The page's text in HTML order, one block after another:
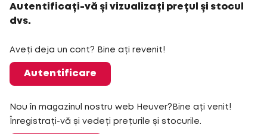
Autentificați-vă și vizualizați prețul și stocul
dvs.
Aveți deja un cont? Bine ați revenit!
Autentificare
Nou în magazinul nostru web Heuver?Bine ați venit!
Înregistrați-vă și vedeți prețurile și stocurile.